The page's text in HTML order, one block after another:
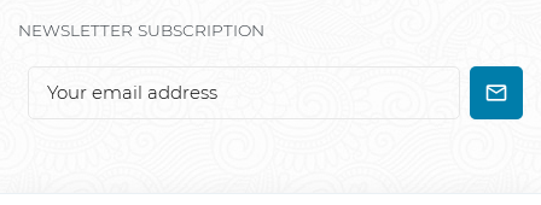
NEWSLETTER SUBSCRIPTION